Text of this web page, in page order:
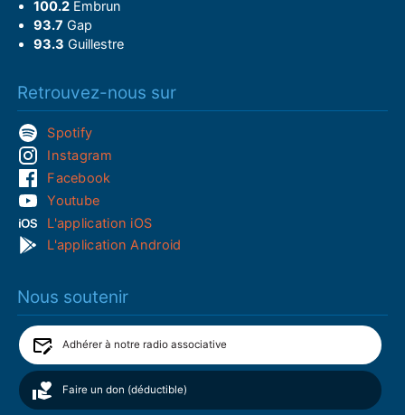
100.2Embrun
93.7 Gap
93.3 Guillestre
Retrouvez-nous sur
Spotify
Instagram
Facebook
Youtube
L'application iOS
L'application Android
Nous soutenir
Adhérer à notre radio associative
Faire un don (déductible)